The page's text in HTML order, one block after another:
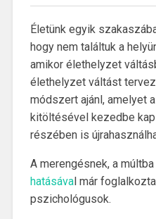
Életünk egyik
hogy nem találtuk a
amikor élethelyzet
élethelyzet váltást
módszert ajánl, amelyet a
kitöltésével kezedbe
részében is
A merengésnek, a
hatásával már
pszichológusok.